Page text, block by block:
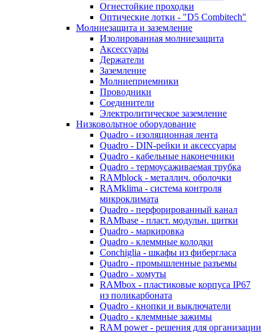
Огнестойкие проходки
Оптические лотки - "D5 Combitech"
Молниезащита и заземление
Изолированная молниезащита
Аксессуары
Держатели
Заземление
Молниеприемники
Проводники
Соединители
Электролитическое заземление
Низковольтное оборудование
Quadro - изоляционная лента
Quadro - DIN-рейки и аксессуары
Quadro - кабельные наконечники
Quadro - термоусаживаемая трубка
RAMblock - металлич. оболочки
RAMklima - система контроля
микроклимата
Quadro - перфорированный канал
RAMbase - пласт. модульн. щитки
Quadro - маркировка
Quadro - клеммные колодки
Conchiglia - шкафы из фибергласа
Quadro - промышленные разъемы
Quadro - хомуты
RAMbox - пластиковые корпуса IP67
из поликарбоната
Quadro - кнопки и выключатели
Quadro - клеммные зажимы
RAM power - решения для организации